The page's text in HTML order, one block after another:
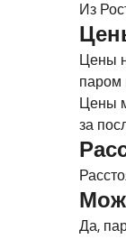
Из
Цены
паром
Цены
за
Да,